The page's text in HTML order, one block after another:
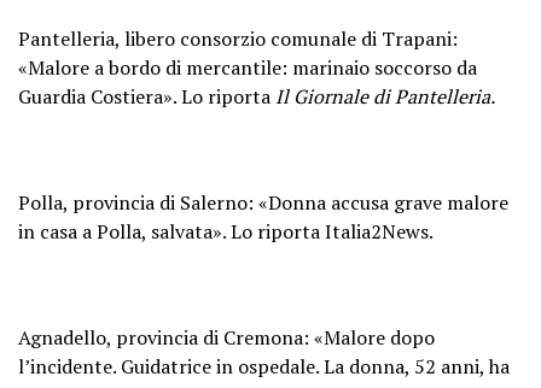
Pantelleria, libero consorzio comunale di Trapani:
«Malore a bordo di mercantile: marinaio soccorso da
Guardia Costiera». Lo riporta Il Giornale di Pantelleria.
Polla, provincia di Salerno: «Donna accusa grave malore
in casa a Polla, salvata». Lo riporta Italia2News.
Agnadello, provincia di Cremona: «Malore dopo
l’incidente. Guidatrice in ospedale. La donna, 52 anni, ha